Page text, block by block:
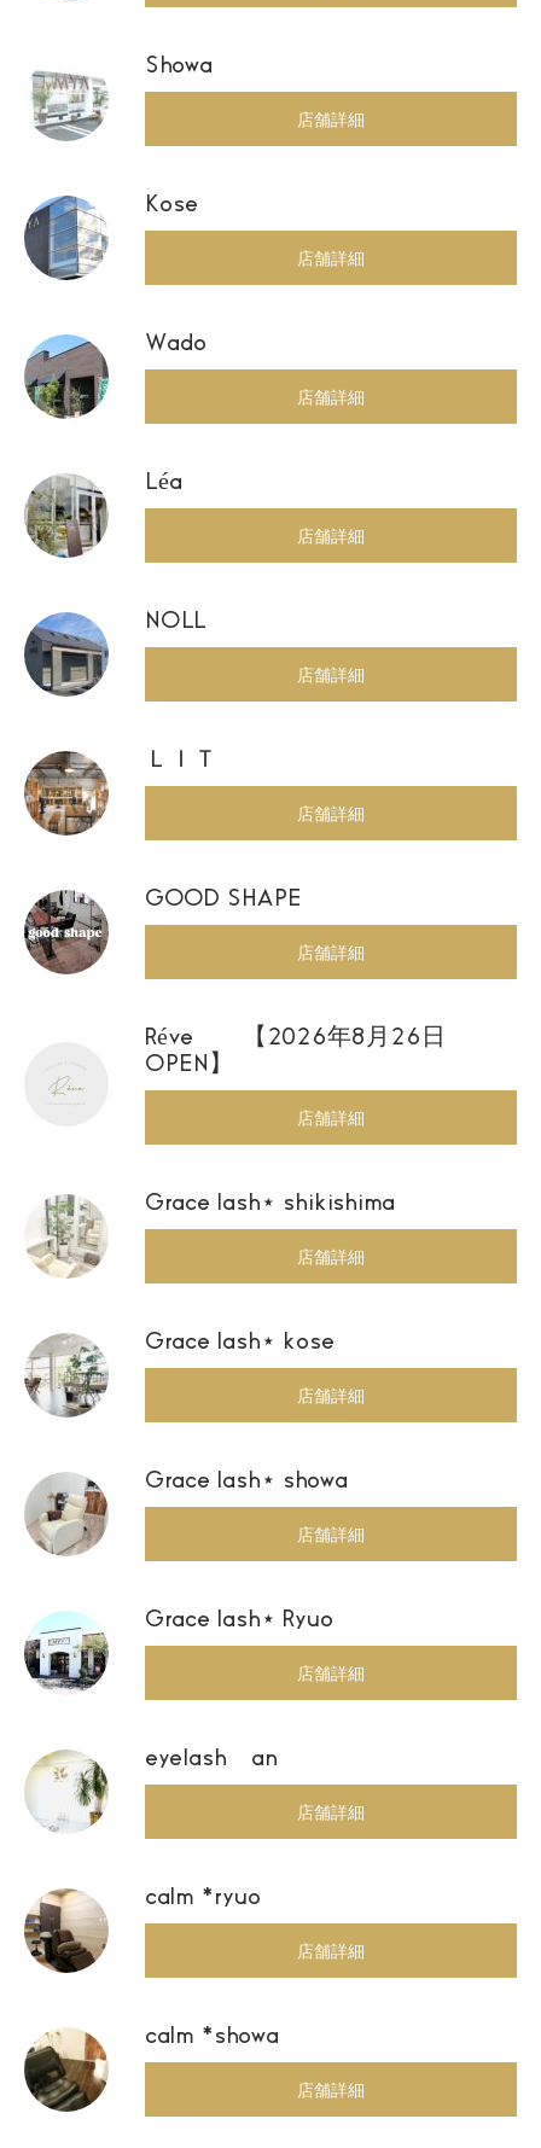
Showa
店舗詳細
Kose
店舗詳細
Wado
店舗詳細
Léa
店舗詳細
NOLL
店舗詳細
ＬＩＴ
店舗詳細
GOOD SHAPE
店舗詳細
Réve 【2026年8月26日
OPEN】
店舗詳細
Grace lash⋆ shikishima
店舗詳細
Grace lash⋆ kose
店舗詳細
Grace lash⋆ showa
店舗詳細
Grace lash⋆ Ryuo
店舗詳細
eyelash an
店舗詳細
calm *ryuo
店舗詳細
calm *showa
店舗詳細